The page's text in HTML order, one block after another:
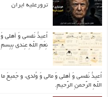
ترورعلیه ایران
اُعیذُ نَفسی وَ أهلی وَ
نِعَمِ اللّهِ عِندی بِبِسمِ
اُعیذُ نَفسی وَ أهلی وَ مالی وَ وُلدی، و جَمیعَ
اللّهِ الرَّحمنِ الرَّحیمِ.